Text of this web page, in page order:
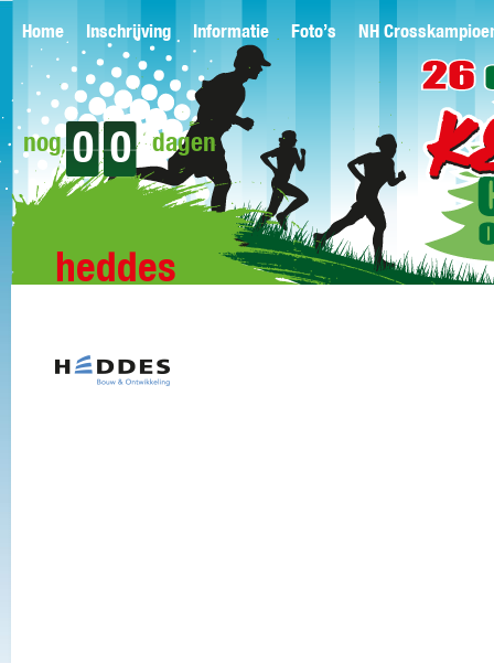
Home Inschrijving Informatie Foto’s NH
nog 0 0 dagen
heddes